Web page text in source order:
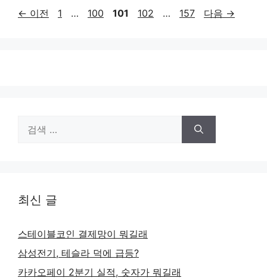
← 이전
페
1 …
페
100
페
101
페
102 …
페
157 다음 →
최신 글
스테이블코인 결제망이 뭐길래
삼성전기, 테슬라 덕에 급등?
카카오페이 2분기 실적, 숫자가 뭐길래